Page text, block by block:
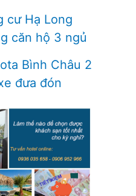
cư Hạ Long
căn hộ 3 ngủ
Bình Châu 2
đưa đón